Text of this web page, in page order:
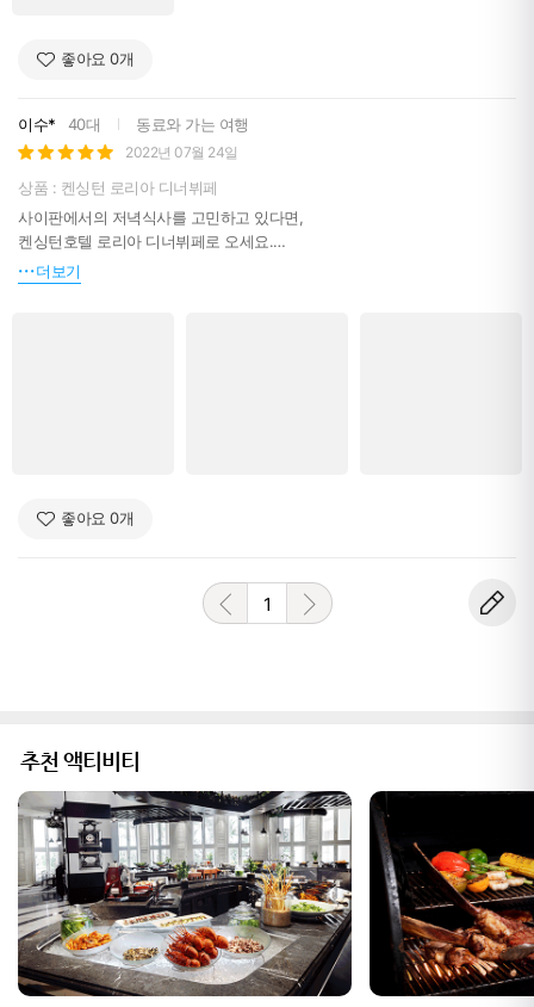
좋아요 0개
이수* 40대 동료와 가는 여행
2022년 07월 24일
상품 : 켄싱턴 로리아 디너뷔페
사이판에서의 저녁식사를 고민하고 있다면,
켄싱턴호텔 로리아 디너뷔페로 오세요.
우리 입맛에 잘 맞는 음식이기에 부담이 없습니다.
더보기
좋아요 0개
1
추천 액티비티